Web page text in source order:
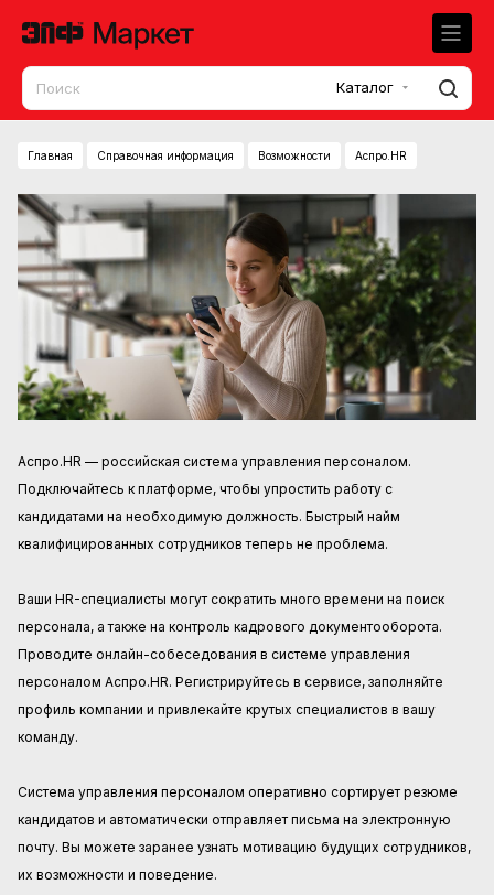
Каталог
Главная Справочная информация Возможности Аспро.HR
Аспро.HR — российская система управления персоналом.
Подключайтесь к платформе, чтобы упростить работу с
кандидатами на необходимую должность. Быстрый найм
квалифицированных сотрудников теперь не проблема.
Ваши HR-специалисты могут сократить много времени на поиск
персонала, а также на контроль кадрового документооборота.
Проводите онлайн-собеседования в системе управления
персоналом Аспро.HR. Регистрируйтесь в сервисе, заполняйте
профиль компании и привлекайте крутых специалистов в вашу
команду.
Система управления персоналом оперативно сортирует резюме
кандидатов и автоматически отправляет письма на электронную
почту. Вы можете заранее узнать мотивацию будущих сотрудников,
их возможности и поведение.